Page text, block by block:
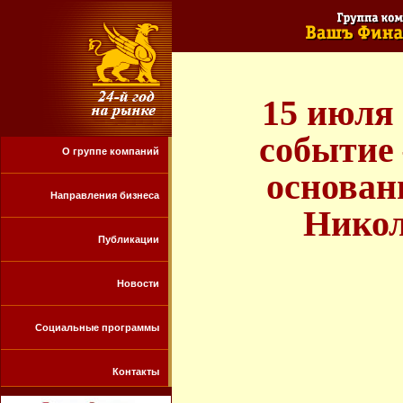
О группе компаний
Направления бизнеса
Публикации
Новости
Социальные программы
Контакты
15 июля